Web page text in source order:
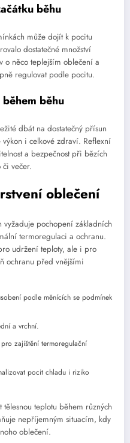
běhu
může dojít k pocitu
dostatečné množství
o něco teplejším oblečení a
regulovat podle pocitu.
běhu
dbát na dostatečný přísun
i celkové zdraví. Reflexní
a bezpečnost při bězích
večer.
oblečení
vyžaduje pochopení základních
termoregulaci a ochranu.
udržení teploty, ale i pro
ochranu před vnějšími
podle měnících se podmínek
a vrchní.
zajištění termoregulační
pocit chladu i riziko
teplotu během různých
nepříjemným situacím, kdy
oblečení.